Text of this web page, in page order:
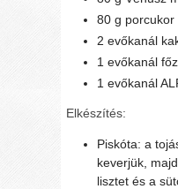
80 g porcukor
2 evőkanál
1 evőkanál
1 evőkanál
Elkészítés:
Piskóta: a
keverjük,
lisztet és a